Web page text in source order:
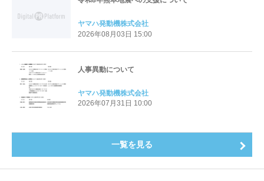
ヤマハ発動機株式会社
2026年08月03日 15:00
人事異動について
ヤマハ発動機株式会社
2026年07月31日 10:00
一覧を見る